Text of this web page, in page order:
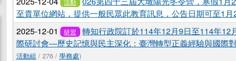
活動
至貴單位網站，提供一般民眾此教育訊息，公告日期可至1月
2025-12-01 研習
轉知行政院訂於114年12月9日至114年12
際研討會—歷史記憶與民主深化：臺灣轉型正義經驗與國際
活動組 / 276 / 學務處)